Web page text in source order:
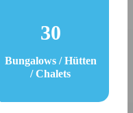
30
Bungalows / Hütten
/ Chalets